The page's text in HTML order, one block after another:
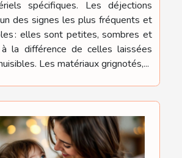
spécifiques. Les déjections
des signes les plus fréquents et
: elles sont petites, sombres et
à la différence de celles laissées
Les matériaux grignotés,...